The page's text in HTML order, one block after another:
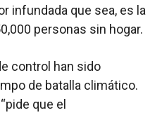
infundada que sea, es la
personas sin hogar.
control han sido
de batalla climático.
que el